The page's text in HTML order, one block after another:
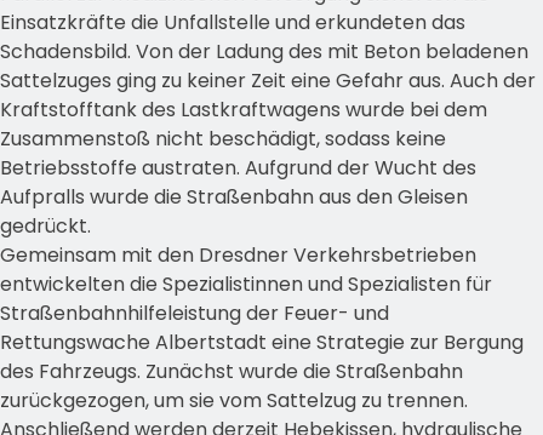
Einsatzkräfte die Unfallstelle und erkundeten das
Schadensbild. Von der Ladung des mit Beton beladenen
Sattelzuges ging zu keiner Zeit eine Gefahr aus. Auch der
Kraftstofftank des Lastkraftwagens wurde bei dem
Zusammenstoß nicht beschädigt, sodass keine
Betriebsstoffe austraten. Aufgrund der Wucht des
Aufpralls wurde die Straßenbahn aus den Gleisen
gedrückt.
Gemeinsam mit den Dresdner Verkehrsbetrieben
entwickelten die Spezialistinnen und Spezialisten für
Straßenbahnhilfeleistung der Feuer- und
Rettungswache Albertstadt eine Strategie zur Bergung
des Fahrzeugs. Zunächst wurde die Straßenbahn
zurückgezogen, um sie vom Sattelzug zu trennen.
Anschließend werden derzeit Hebekissen, hydraulische